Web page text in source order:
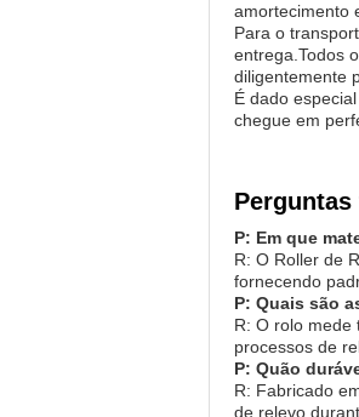
amortecimento
Para o
entrega.Todos
diligentemente
É dado
chegue em
P: Em que
R: O Roller de
fornecendo
P: Quais são
R: O rolo mede
processos de
P: Quão
R: Fabricado
de relevo